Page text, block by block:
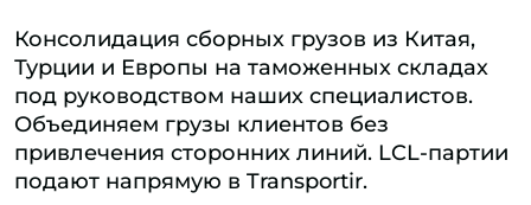
Консолидация сборных грузов из Китая,
Турции и Европы на таможенных складах
под руководством наших специалистов.
Объединяем грузы клиентов без
привлечения сторонних линий. LCL-партии
подают напрямую в Transportir.